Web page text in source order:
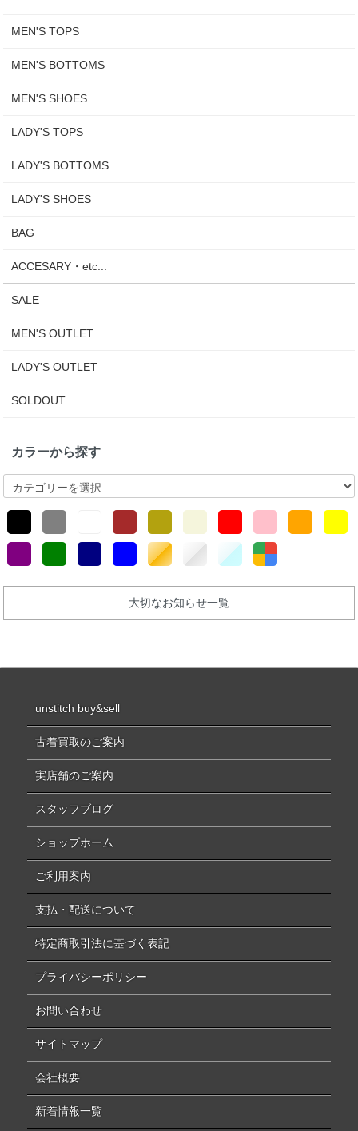
MEN'S TOPS
MEN'S BOTTOMS
MEN'S SHOES
LADY'S TOPS
LADY'S BOTTOMS
LADY'S SHOES
BAG
ACCESARY・etc...
SALE
MEN'S OUTLET
LADY'S OUTLET
SOLDOUT
カラーから探す
大切なお知らせ一覧
unstitch buy&sell
古着買取のご案内
実店舗のご案内
スタッフブログ
ショップホーム
ご利用案内
支払・配送について
特定商取引法に基づく表記
プライバシーポリシー
お問い合わせ
サイトマップ
会社概要
新着情報一覧